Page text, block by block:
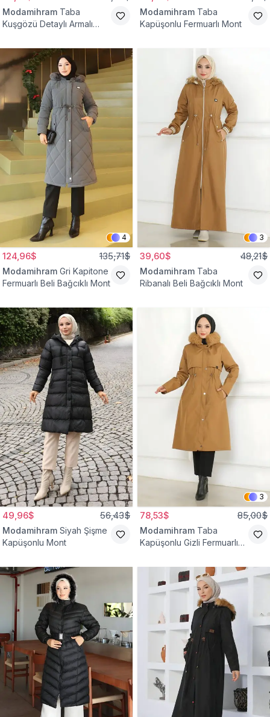
Modamihram Taba
Kuşgözü Detaylı Armalı
Modamihram Taba
Kapüşonlu Fermuarlı Mont
4
124,96$ 135,71$
Modamihram Gri Kapitone
Fermuarlı Beli Bağcıklı Mont
3
39,60$ 48,21$
Modamihram Taba
Ribanalı Beli Bağcıklı Mont
49,96$ 56,43$
Modamihram Siyah Şişme
Kapüşonlu Mont
3
78,53$ 85,00$
Modamihram Taba
Kapüşonlu Gizli Fermuarlı